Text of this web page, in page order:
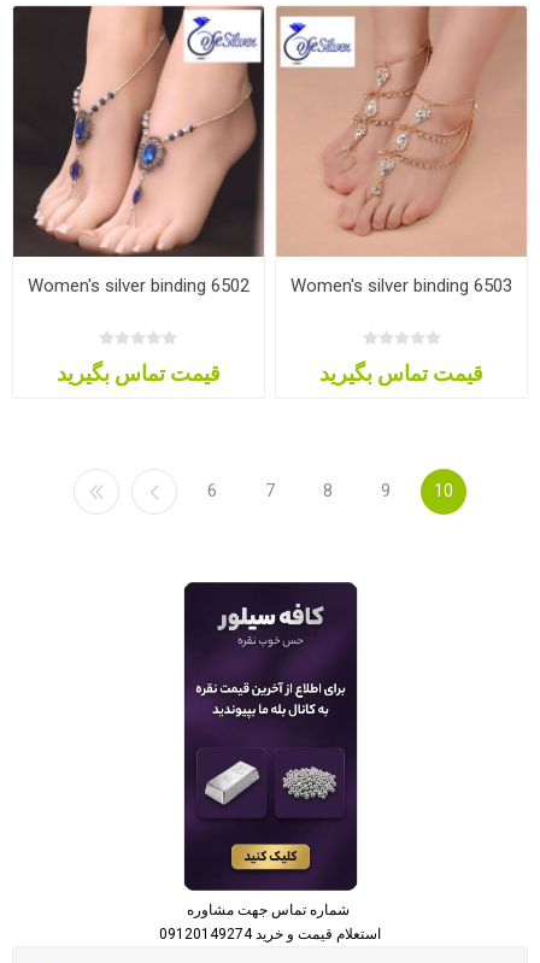
Women's silver binding 6502
قیمت تماس بگیرید
Women's silver binding 6503
قیمت تماس بگیرید
6 7 8 9 10
استعلام قیمت و خرید 09120149274